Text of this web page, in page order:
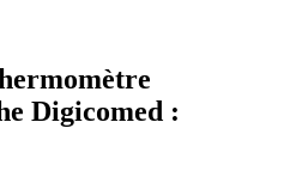
Digicomed :